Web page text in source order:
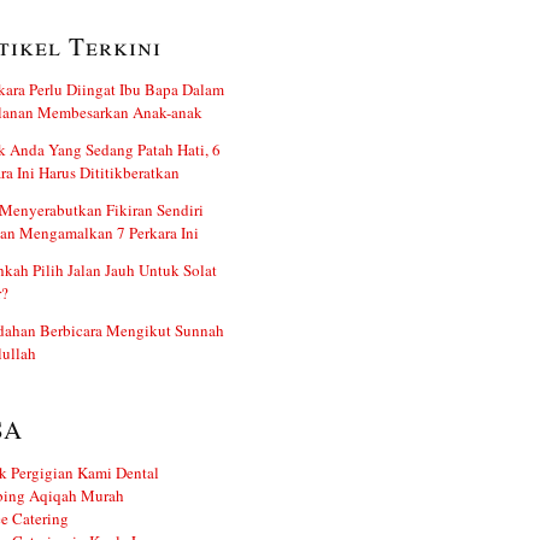
Terkini
Perlu Diingat Ibu Bapa Dalam
Membesarkan Anak-anak
Anda Yang Sedang Patah Hati, 6
Ini Harus Dititikberatkan
Fikiran Sendiri
Mengamalkan 7 Perkara Ini
Pilih Jalan Jauh Untuk Solat
Berbicara Mengikut Sunnah
Pergigian Kami Dental
Aqiqah Murah
Catering